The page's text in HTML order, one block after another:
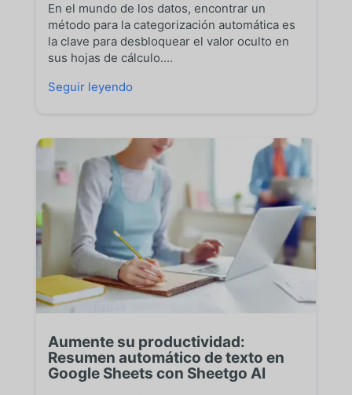
En el mundo de los datos, encontrar un
método para la categorización automática es
la clave para desbloquear el valor oculto en
sus hojas de cálculo....
Seguir leyendo
Aumente su productividad:
Resumen automático de texto en
Google Sheets con Sheetgo AI